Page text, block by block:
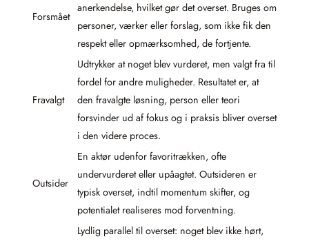
Forsmået
anerkendelse, hvilket gør det overset. Bruges om
personer, værker eller forslag, som ikke fik den
respekt eller opmærksomhed, de fortjente.
Fravalgt
Udtrykker at noget blev vurderet, men valgt fra til
fordel for andre muligheder. Resultatet er, at
den fravalgte løsning, person eller teori
forsvinder ud af fokus og i praksis bliver overset
i den videre proces.
Outsider
En aktør udenfor favoritrækken, ofte
undervurderet eller upåagtet. Outsideren er
typisk overset, indtil momentum skifter, og
potentialet realiseres mod forventning.
Lydlig parallel til overset: noget blev ikke hørt,